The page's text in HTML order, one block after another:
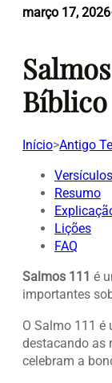
março 17, 2026
Início>Antigo
Versículos
Resumo
Lições
FAQ
Salmos 111 é
importantes
O Salmo 111 é
destacando as
celebram a